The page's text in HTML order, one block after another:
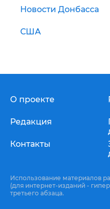
Новости Донбасса
США
О проекте
Редакция
Контакты
Использование материалов
(для интернет-изданий -
третьего абзаца.